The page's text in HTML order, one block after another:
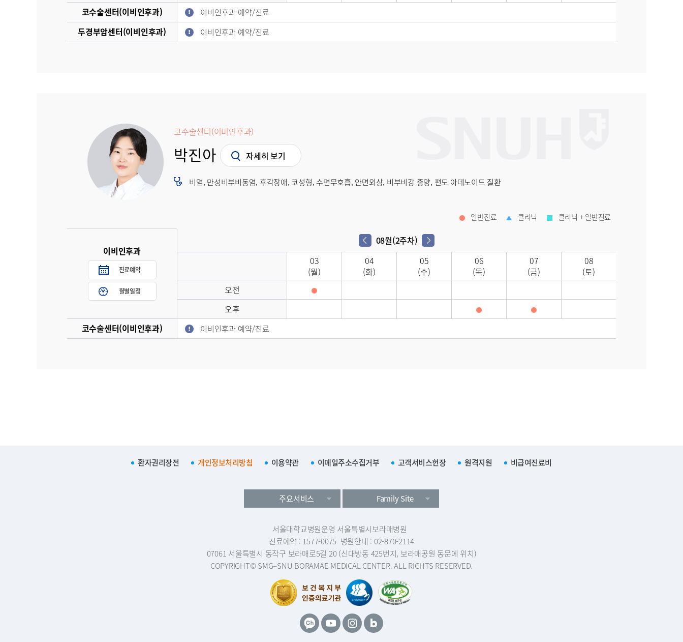
코수술센터(이비인후과)
이비인후과 예약/진료
두경부암센터(이비인후과) 이비인후과 예약/진료
코수술센터(이비인후과)
박진아 자세히 보기
비염, 만성비부비동염, 후각장애, 코성형, 수면무호흡, 안면외상, 비부비강 종양, 편도 아데노이드 질환
일반진료 클리닉 클리닉 + 일반진료
이비인후과
진료예약
월별일정
08월(2주차)
03
(월)
04
(화)
05
(수)
06
(목)
07
(금)
08
(토)
오전
오후
코수술센터(이비인후과)
이비인후과 예약/진료
환자권리장전 개인정보처리방침 이용약관 이메일주소수집거부 고객서비스헌장 원격지원 비급여진료비
주요서비스 Family Site
서울대학교병원운영 서울특별시보라매병원
진료예약 : 1577-0075 병원안내 : 02-870-2114
07061 서울특별시 동작구 보라매로5길 20 (신대방동 425번지, 보라매공원 동문에 위치)
COPYRIGHT© SMG–SNU BORAMAE MEDICAL CENTER. ALL RIGHTS RESERVED.